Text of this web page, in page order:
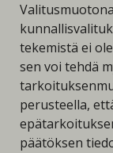
tekemistä ei
sen voi tehdä
perusteella,
päätöksen